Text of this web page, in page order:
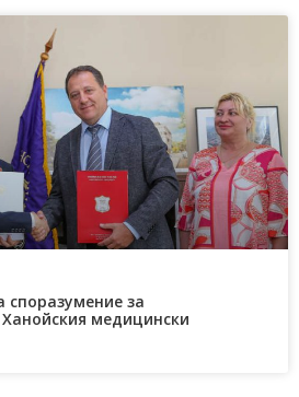
за
медицински